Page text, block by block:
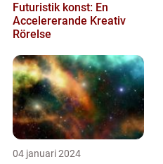
Futuristik konst: En
Accelererande Kreativ
Rörelse
04 januari 2024